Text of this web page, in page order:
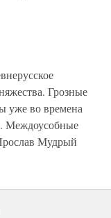
Грозные
уже во времена
Междоусобные
Мудрый